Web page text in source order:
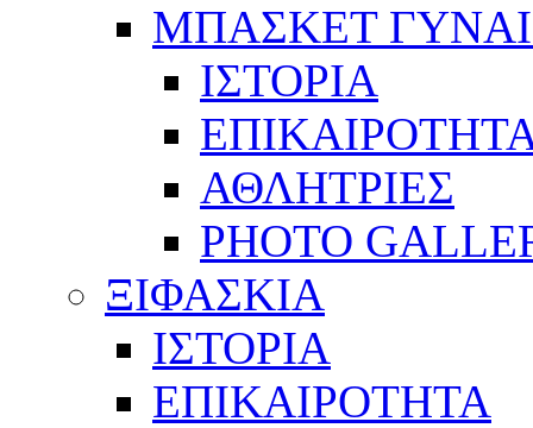
ΜΠΑΣΚΕΤ
ΙΣΤΟΡΙΑ
ΑΘΛΗΤΡΙΕΣ
PHOTO
ΞΙΦΑΣΚΙΑ
ΙΣΤΟΡΙΑ
ΕΠΙΚΑΙΡΟΤΗΤΑ